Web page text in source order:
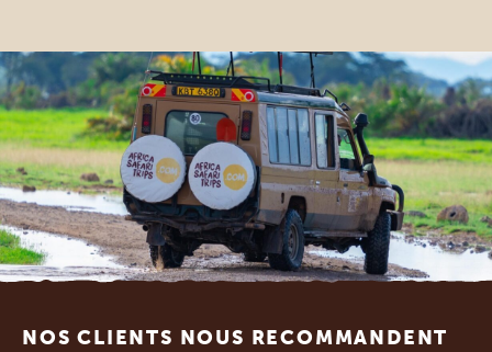
Footer
NOS CLIENTS NOUS RECOMMANDENT